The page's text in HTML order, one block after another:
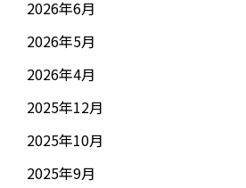
2026年6月
2026年5月
2026年4月
2025年12月
2025年10月
2025年9月